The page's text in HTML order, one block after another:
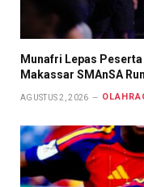
Munafri Lepas
Makassar SMAnSA
AGUSTUS 2, 2026